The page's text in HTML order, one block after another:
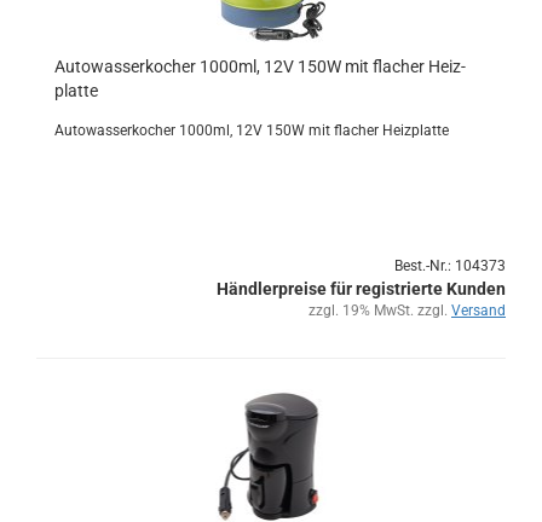
Au­to­was­ser­ko­cher 1000ml, 12V 150W mit fla­cher Heiz­
plat­te
Au­to­was­ser­ko­cher 1000ml, 12V 150W mit fla­cher Heiz­plat­te
Best.-Nr.: 104373
Händlerpreise für registrierte Kunden
zzgl. 19% MwSt. zzgl. Versand